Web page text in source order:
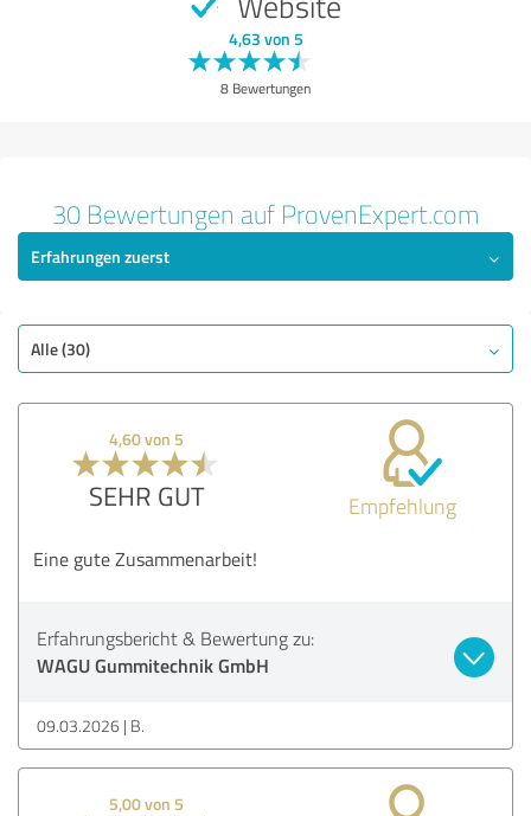
4,63 von 5
8 Bewertungen
30 Bewertungen auf ProvenExpert.com
Erfahrungen zuerst
Alle (30)
4,60 von 5
SEHR GUT Empfehlung
Eine gute Zusammenarbeit!
Erfahrungsbericht & Bewertung zu:
WAGU Gummitechnik GmbH
09.03.2026 B.
5,00 von 5